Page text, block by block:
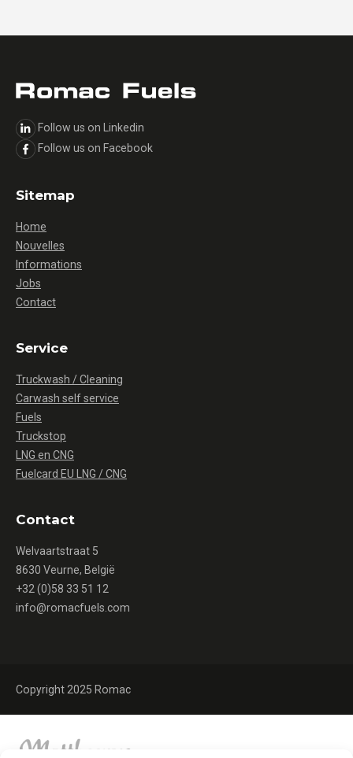
Follow us on Linkedin
Follow us on Facebook
Sitemap
Home
Nouvelles
Informations
Jobs
Contact
Service
Truckwash / Cleaning
Carwash self service
Fuels
Truckstop
LNG en CNG
Fuelcard EU LNG / CNG
Contact
Welvaartstraat 5
8630 Veurne, België
+32 (0)58 33 51 12
info@romacfuels.com
Copyright 2025 Romac